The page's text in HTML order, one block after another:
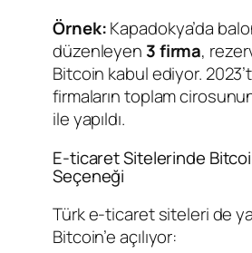
Örnek:Kapadokya’da
düzenleyen 3 firma,
Bitcoin kabul ediyor.
firmaların toplam
ile yapıldı.
E-ticaret Sitelerinde
Seçeneği
Türk e-ticaret siteleri de
Bitcoin’e açılıyor: